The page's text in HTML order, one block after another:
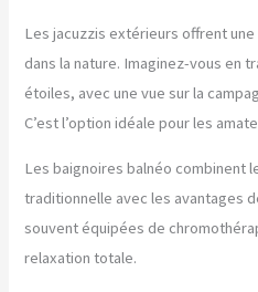
Les jacuzzis extérieurs offrent
dans la nature. Imaginez-vous en
étoiles, avec une vue sur la
C’est l’option idéale pour les
Les baignoires balnéo combinent
traditionnelle avec les avantages
souvent équipées de
relaxation totale.